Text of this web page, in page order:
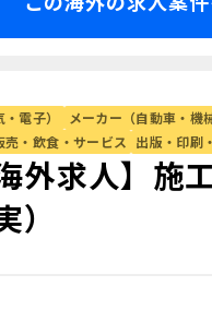
電子） メーカー（自動車・機
売・飲食・サービス 出版・印刷
外求人】施